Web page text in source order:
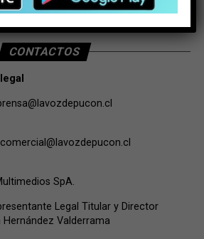
CONTACTOS
comercial@lavozdepucon.cl
SpA.
Legal Titular y Director
Hernández Valderrama